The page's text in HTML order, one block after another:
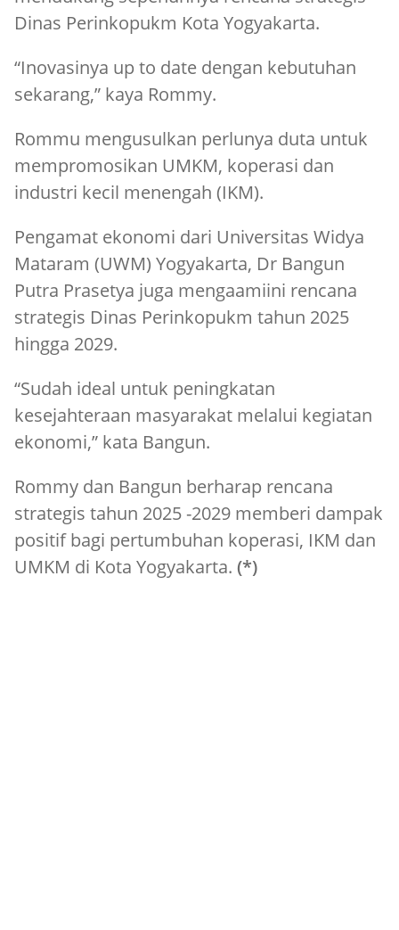
Dinas Perinkopukm Kota Yogyakarta.
“Inovasinya up to date dengan kebutuhan
sekarang,” kaya Rommy.
Rommu mengusulkan perlunya duta untuk
mempromosikan UMKM, koperasi dan
industri kecil menengah (IKM).
Pengamat ekonomi dari Universitas Widya
Mataram (UWM) Yogyakarta, Dr Bangun
Putra Prasetya juga mengaamiini rencana
strategis Dinas Perinkopukm tahun 2025
hingga 2029.
“Sudah ideal untuk peningkatan
kesejahteraan masyarakat melalui kegiatan
ekonomi,” kata Bangun.
Rommy dan Bangun berharap rencana
strategis tahun 2025 -2029 memberi dampak
positif bagi pertumbuhan koperasi, IKM dan
UMKM di Kota Yogyakarta. (*)